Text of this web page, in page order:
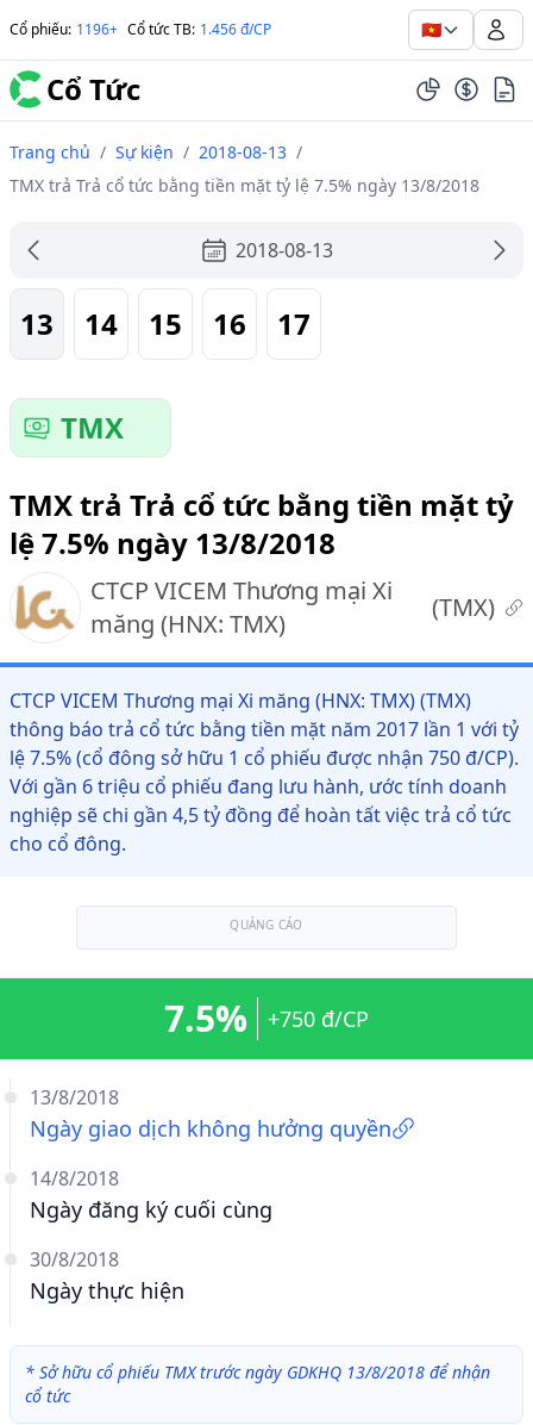
Cổ phiếu: 1196+ Cổ tức TB: 1.456 đ/CP 🇻🇳
Cổ Tức
Trang chủ / Sự kiện / 2018-08-13 /
TMX trả Trả cổ tức bằng tiền mặt tỷ lệ 7.5% ngày 13/8/2018
2018-08-13
13 14 15 16 17
TMX
TMX trả Trả cổ tức bằng tiền mặt tỷ
lệ 7.5% ngày 13/8/2018
CTCP VICEM Thương mại Xi
măng (HNX: TMX)
(TMX)
CTCP VICEM Thương mại Xi măng (HNX: TMX) (TMX)
thông báo trả cổ tức bằng tiền mặt năm 2017 lần 1 với tỷ
lệ 7.5% (cổ đông sở hữu 1 cổ phiếu được nhận 750 đ/CP).
Với gần 6 triệu cổ phiếu đang lưu hành, ước tính doanh
nghiệp sẽ chi gần 4,5 tỷ đồng để hoàn tất việc trả cổ tức
cho cổ đông.
QUẢNG CÁO
13/8/2018
Ngày giao dịch không hưởng quyền
14/8/2018
Ngày đăng ký cuối cùng
30/8/2018
Ngày thực hiện
7.5% +750 đ/CP
* Sở hữu cổ phiếu TMX trước ngày GDKHQ 13/8/2018 để nhận
cổ tức